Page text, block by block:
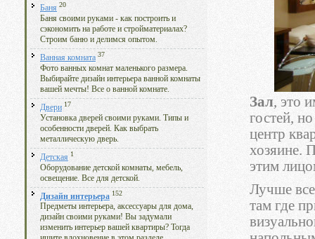
Баня 20
Баня своими руками - как построить и
сэкономить на работе и стройматериалах?
Строим баню и делимся опытом.
Ванная комната 37
Фото ванных комнат маленького размера.
Выбирайте дизайн интерьера ванной комнаты
вашей мечты! Все о ванной комнате.
Двери 17
Установка дверей своими руками. Типы и
особенности дверей. Как выбрать
металлическую дверь.
Детская 1
Оборудование детской комнаты, мебель,
освещение. Все для детской.
Дизайн интерьера 152
Предметы интерьера, аксессуары для дома,
дизайн своими руками! Вы задумали
изменить интерьер вашей квартиры? Тогда
Зал, это
гостей,
центр
хозяине.
этим
Лучше
там где